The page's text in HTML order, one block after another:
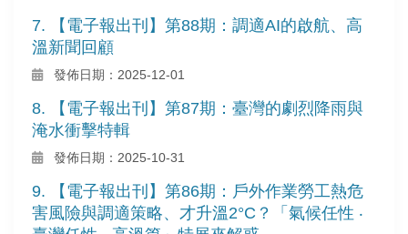
7. 【電子報出刊】第88期：調適AI的啟航、高
溫新聞回顧
發佈日期：2025-12-01
8. 【電子報出刊】第87期：臺灣的劇烈降雨與
淹水衝擊特輯
發佈日期：2025-10-31
9. 【電子報出刊】第86期：戶外作業勞工熱危
害風險與調適策略、才升溫2°C？「氣候任性 ‧